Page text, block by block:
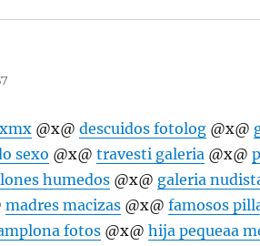
@x@descuidos fotolog @x@
sexo @x@travesti galeria @x@
humedos @x@ galeria
madres macizas @x@famosos
fotos @x@hija pequeaa